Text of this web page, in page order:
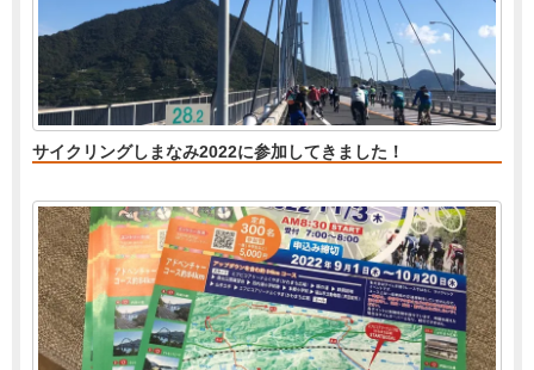
サイクリングしまなみ2022に参加してきました！